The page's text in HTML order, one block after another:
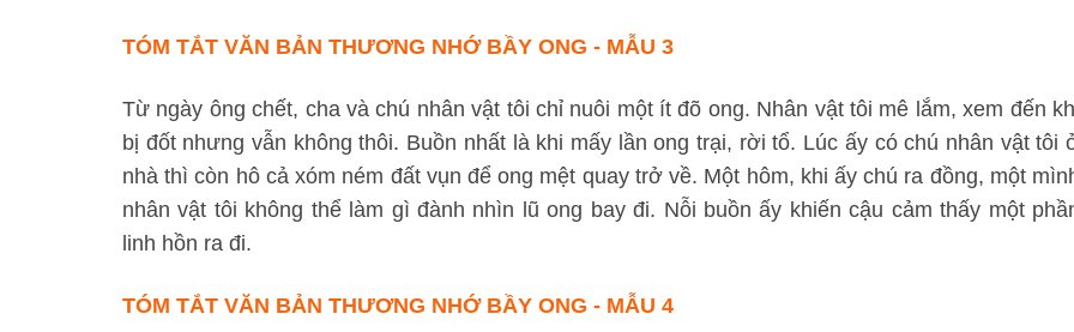
TÓM TẮT VĂN BẢN THƯƠNG NHỚ BẦY ONG - MẪU 3
Từ ngày ông chết, cha và chú nhân vật tôi chỉ nuôi một ít đõ ong. Nhân vật tôi mê lắm, xem đến
bị đốt nhưng vẫn không thôi. Buồn nhất là khi mấy lần ong trại, rời tổ. Lúc ấy có chú nhân vật tôi
nhà thì còn hô cả xóm ném đất vụn để ong mệt quay trở về. Một hôm, khi ấy chú ra đồng, một
nhân vật tôi không thể làm gì đành nhìn lũ ong bay đi. Nỗi buồn ấy khiến cậu cảm thấy một
linh hồn ra đi.
TÓM TẮT VĂN BẢN THƯƠNG NHỚ BẦY ONG - MẪU 4